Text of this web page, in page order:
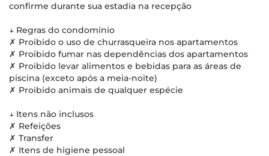
confirme durante sua estadia na recepção
↓ Regras do condomínio
✗ Proibido o uso de churrasqueira nos apartamentos
✗ Proibido fumar nas dependências dos apartamentos
✗ Proibido levar alimentos e bebidas para as áreas de
piscina (exceto após a meia-noite)
✗ Proibido animais de qualquer espécie
↓ Itens não inclusos
✗ Refeições
✗ Transfer
✗ Itens de higiene pessoal